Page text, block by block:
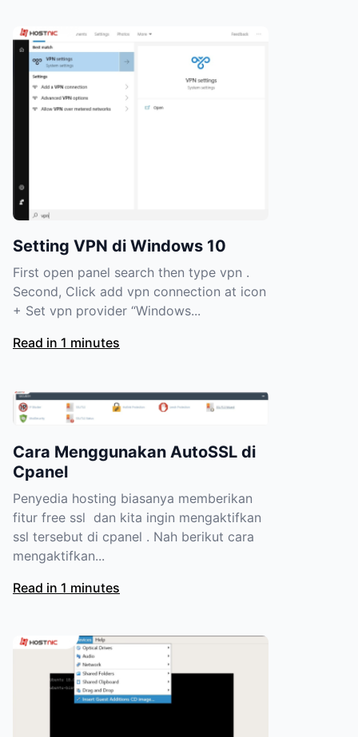
Setting VPN di Windows 10
First open panel search then type vpn .
Second, Click add vpn connection at icon
+ Set vpn provider “Windows...
Read in 1 minutes
Cara Menggunakan AutoSSL di
Cpanel
Penyedia hosting biasanya memberikan
fitur free ssl dan kita ingin mengaktifkan
ssl tersebut di cpanel . Nah berikut cara
mengaktifkan...
Read in 1 minutes